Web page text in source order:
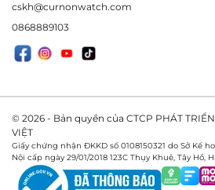
cskh@curnonwatch.com
0868889103
© 2026 - Bản quyền của CTCP PHÁT
VIỆT
Giấy chứng nhận ĐKKD số 0108150321 do Sở Kế
Nội cấp ngày 29/01/2018 123C Thụy Khuê, Tây Hồ,